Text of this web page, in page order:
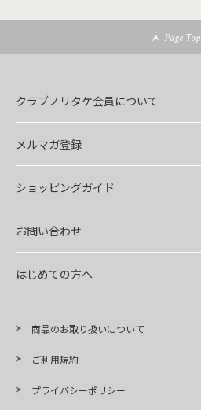
Page Top
クラブノリタケ会員について
メルマガ登録
ショッピングガイド
お問い合わせ
はじめての方へ
商品のお取り扱いについて
ご利用規約
プライバシーポリシー